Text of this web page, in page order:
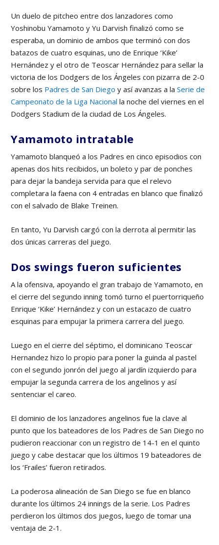
Un duelo de pitcheo entre dos lanzadores como
Yoshinobu Yamamoto y Yu Darvish finalizó como se
esperaba, un dominio de ambos que terminó con dos
batazos de cuatro esquinas, uno de Enrique ‘Kike’
Hernández y el otro de Teoscar Hernández para sellar la
victoria de los Dodgers de los Ángeles con pizarra de 2-0
sobre los Padres de San Diego y así avanzas a laSerie de
Campeonato de la Liga Nacional la noche del viernes en el
Dodgers Stadium de la ciudad de Los Ángeles.
Yamamoto intratable
Yamamoto blanqueó a los Padres en cinco episodios con
apenas dos hits recibidos, un boleto y par de ponches
para dejar la bandeja servida para que el relevo
completara la faena con 4 entradas en blanco que finalizó
con el salvado de Blake Treinen.
En tanto, Yu Darvish cargó con la derrota al permitir las
dos únicas carreras del juego.
Dos swings fueron suficientes
A la ofensiva, apoyando el gran trabajo de Yamamoto, en
el cierre del segundo inning tomó turno el puertorriqueño
Enrique ‘Kike’ Hernández y con un estacazo de cuatro
esquinas para empujar la primera carrera del juego.
Luego en el cierre del séptimo, el dominicano Teoscar
Hernandez hizo lo propio para poner la guinda al pastel
con el segundo jonrón del juego al jardín izquierdo para
empujar la segunda carrera de los angelinos y así
sentenciar el careo.
El dominio de los lanzadores angelinos fue la clave al
punto que los bateadores de los Padres de San Diego no
pudieron reaccionar con un registro de 14-1 en el quinto
juego y cabe destacar que los últimos 19 bateadores de
los ‘Frailes’ fueron retirados.
La poderosa alineación de San Diego se fue en blanco
durante los últimos 24 innings de la serie. Los Padres
perdieron los últimos dos juegos, luego de tomar una
ventaja de 2-1.